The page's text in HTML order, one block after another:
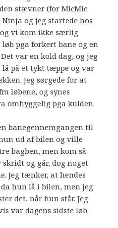
stævner (for MicMic
og jeg startede hos
og vi kom ikke særlig
pga forkert bane og en
var en kold dag, og jeg
på et tykt tæppe og var
Jeg sørgede for at
løbene, og synes
omhyggelig pga kulden.
banegennemgangen til
ud af bilen og ville
bagben, men kom så
og går, dog noget
Jeg tænker, at hendes
hun lå i bilen, men jeg
det, når hun står. Jeg
var dagens sidste løb.